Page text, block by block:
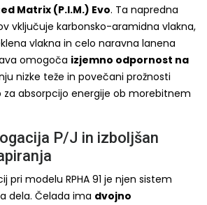
Matrix (P.I.M.) Evo. Ta napredna
vključuje karbonsko-aramidna vlakna,
vlakna in celo naravna lanena
omogoča izjemno odpornost na
nizke teže in povečani prožnosti
za absorpcijo energije ob morebitnem
P/J in izboljšan
pri modelu RPHA 91 je njen sistem
dela. Čelada ima dvojno